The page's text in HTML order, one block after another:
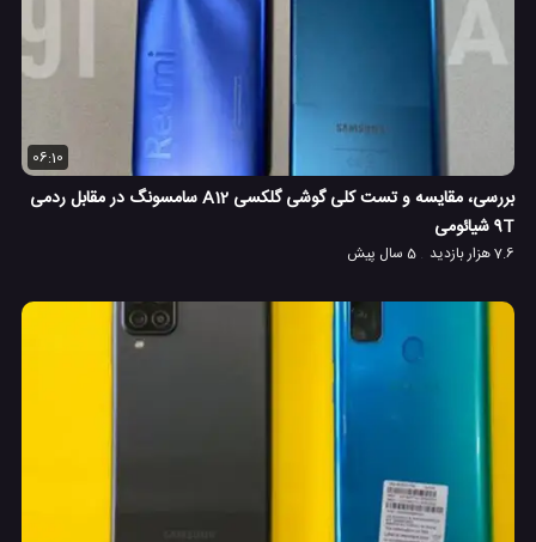
06:10
بررسی، مقایسه و تست کلی گوشی گلکسی A12 سامسونگ در مقابل ردمی
9T شیائومی
7.6 هزار بازدید 5 سال پیش